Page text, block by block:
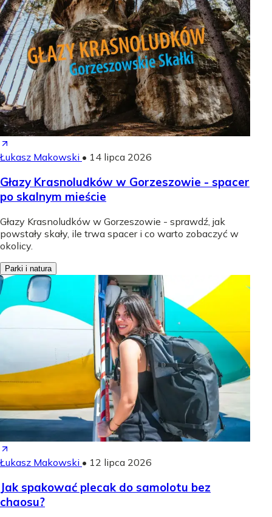
Łukasz Makowski • 14 lipca 2026
Głazy Krasnoludków w Gorzeszowie - spacer
po skalnym mieście
Głazy Krasnoludków w Gorzeszowie - sprawdź, jak
powstały skały, ile trwa spacer i co warto zobaczyć w
okolicy.
Parki i natura
Łukasz Makowski • 12 lipca 2026
Jak spakować plecak do samolotu bez
chaosu?